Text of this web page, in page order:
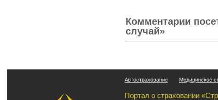
Комментарии
случай»
Автострахование Медицинское
Портал о страховании